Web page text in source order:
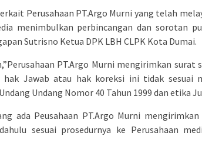
Perusahaan PT.Argo Murni yang telah
menimbulkan perbincangan dan sorotan
Sutrisno Ketua DPK LBH CLPK Kota Dumai.
PT.Argo Murni mengirimkan
Jawab atau hak koreksi ini tidak sesuai
Undang Nomor 40 Tahun 1999 dan etika
ada Peusahaan PT.Argo Murni
sesuai prosedurnya ke Perusahaan